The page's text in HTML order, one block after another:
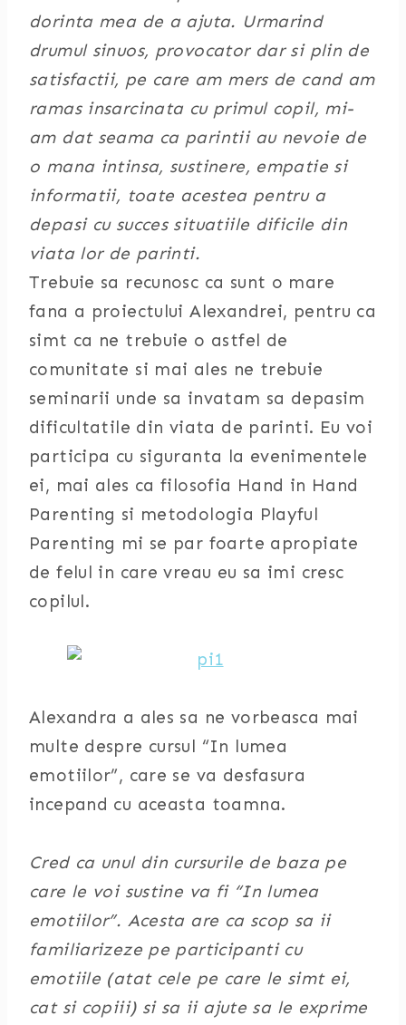
dorinta mea de a ajuta. Urmarind
drumul sinuos, provocator dar si plin de
satisfactii, pe care am mers de cand am
ramas insarcinata cu primul copil, mi-
am dat seama ca parintii au nevoie de
o mana intinsa, sustinere, empatie si
informatii, toate acestea pentru a
depasi cu succes situatiile dificile din
viata lor de parinti.
Trebuie sa recunosc ca sunt o mare
fana a proiectului Alexandrei, pentru ca
simt ca ne trebuie o astfel de
comunitate si mai ales ne trebuie
seminarii unde sa invatam sa depasim
dificultatile din viata de parinti. Eu voi
participa cu siguranta la evenimentele
ei, mai ales ca filosofia Hand in Hand
Parenting si metodologia Playful
Parenting mi se par foarte apropiate
de felul in care vreau eu sa imi cresc
copilul.
Alexandra a ales sa ne vorbeasca mai
multe despre cursul “In lumea
emotiilor”, care se va desfasura
incepand cu aceasta toamna.
Cred ca unul din cursurile de baza pe
care le voi sustine va fi “In lumea
emotiilor”. Acesta are ca scop sa ii
familiarizeze pe participanti cu
emotiile (atat cele pe care le simt ei,
cat si copiii) si sa ii ajute sa le exprime